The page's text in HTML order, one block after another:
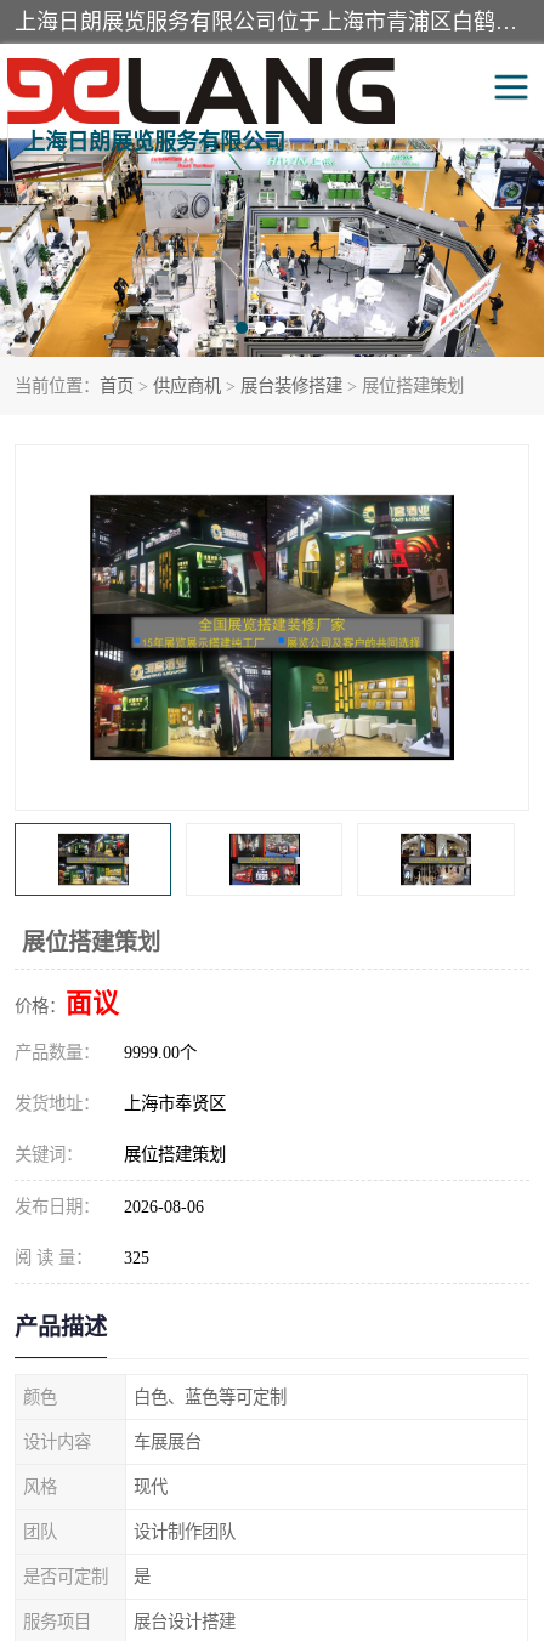
上海日朗展览服务有限公司位于上海市青浦区白鹤镇，营业范围有展览展示会务服务，室内装饰设计及施工，展示道具设计制作，舞台设计，图文设计，灯箱制作，园林绿化工程，广告装潢材料，建筑材料，办公用品，工艺礼品日用百货销售。
上海日朗展览服务有限公司
当前位置： 首页 > 供应商机 > 展台装修搭建 > 展位搭建策划
展位搭建策划
价格： 面议
产品数量： 9999.00个
发货地址： 上海市奉贤区
关键词： 展位搭建策划
发布日期： 2026-08-06
阅 读 量： 325
产品描述
颜色 白色、蓝色等可定制
设计内容 车展展台
风格 现代
团队 设计制作团队
是否可定制 是
服务项目 展台设计搭建
展台装修搭建 活动会议执行
展厅装修 专柜制作
展会装修设计 展会搭建
活动策划 展会服务